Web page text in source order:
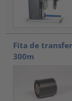
Fita de
300m